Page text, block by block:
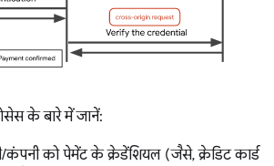
के बारे में जानें:
कंपनी को पेमेंट के क्रेडेंशियल (जैसे, क्रेडिट कार्ड